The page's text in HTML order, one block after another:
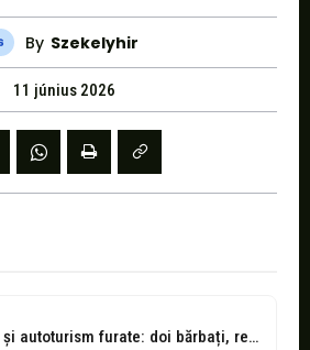
By Szekelyhir
11 június 2026
Bani, telefon și autoturism furate: doi bărbați, reținuți de polițiștii din Odorheiu...